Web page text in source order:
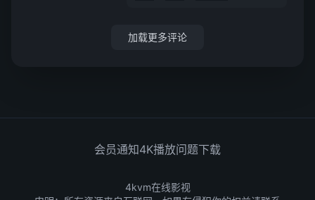
加载更多评论
会员通知4K播放问题下载
4kvm在线影视